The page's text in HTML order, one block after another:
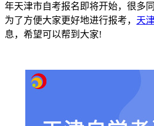
年天津市自考报名即将开始，很多
为了方便大家更好地进行报考， 天
息，希望可以帮到大家!